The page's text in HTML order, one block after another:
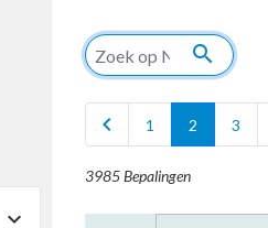
search
chevron_left 1 2 3
3985 Bepalingen